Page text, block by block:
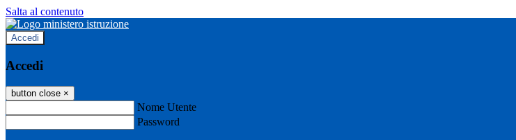
Salta al contenuto
Accedi
Accedi
button close ×
Nome Utente
Password